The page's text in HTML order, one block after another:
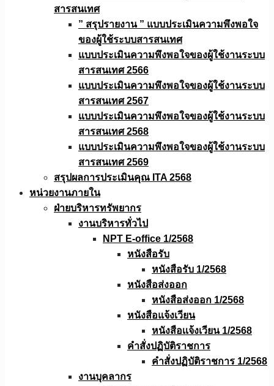
สารสนเทศ
” สรุปรายงาน ” แบบประเมินความพึงพอใจ
ของผู้ใช้ระบบสารสนเทศ
แบบประเมินความพึงพอใจของผู้ใช้งานระบบ
สารสนเทศ 2566
แบบประเมินความพึงพอใจของผู้ใช้งานระบบ
สารสนเทศ 2567
แบบประเมินความพึงพอใจของผู้ใช้งานระบบ
สารสนเทศ 2568
แบบประเมินความพึงพอใจของผู้ใช้งานระบบ
สารสนเทศ 2569
สรุปผลการประเมินคุณ ITA 2568
หน่วยงานภายใน
ฝ่ายบริหารทรัพยากร
งานบริหารทั่วไป
NPT E-office 1/2568
หนังสือรับ
หนังสือรับ 1/2568
หนังสือส่งออก
หนังสือส่งออก 1/2568
หนังสือแจ้งเวียน
หนังสือเเจ้งเวียน 1/2568
คำสั่งปฏิบัติราชการ
คำสั่งปฏิบัติราชการ 1/2568
งานบุคลากร